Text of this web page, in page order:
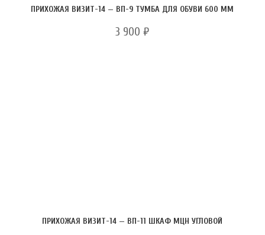
ПРИХОЖАЯ ВИЗИТ-14 — ВП-9 ТУМБА ДЛЯ ОБУВИ 600 ММ
3 900₽
ПРИХОЖАЯ ВИЗИТ-14 — ВП-11 ШКАФ МЦН УГЛОВОЙ